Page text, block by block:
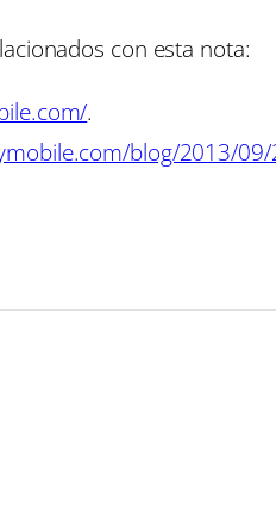
con esta nota:
.
blog/2013/